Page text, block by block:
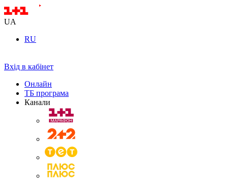
UA
RU
Вхід в кабінет
Онлайн
ТБ програма
Канали